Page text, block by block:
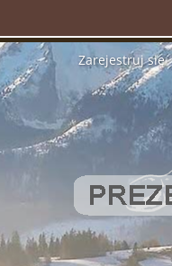
Zarejestruj się